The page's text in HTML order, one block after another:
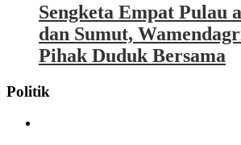
Sengketa Empat Pulau
dan Sumut,
Pihak Duduk Bersama
Politik